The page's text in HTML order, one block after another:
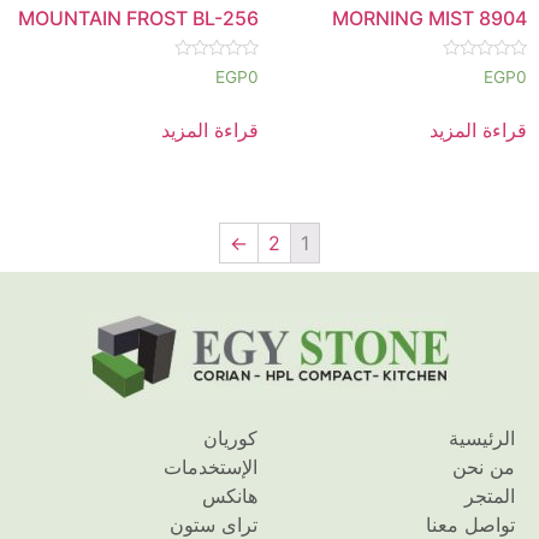
MORNING MIST 8904
تم
التقييم
من
5
EGP0
قراءة المزيد
MOUNTAIN FROST BL-256
تم
التقييم
من
5
EGP0
قراءة المزيد
1
2
←
الرئيسية
من نحن
المتجر
تواصل معنا
كوريان
الإستخدمات
هانكس
تراى ستون